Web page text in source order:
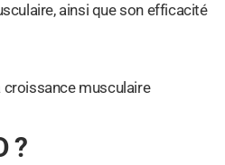
ainsi que son efficacité
?